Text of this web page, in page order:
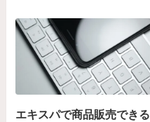
エキスパで商品販売できる